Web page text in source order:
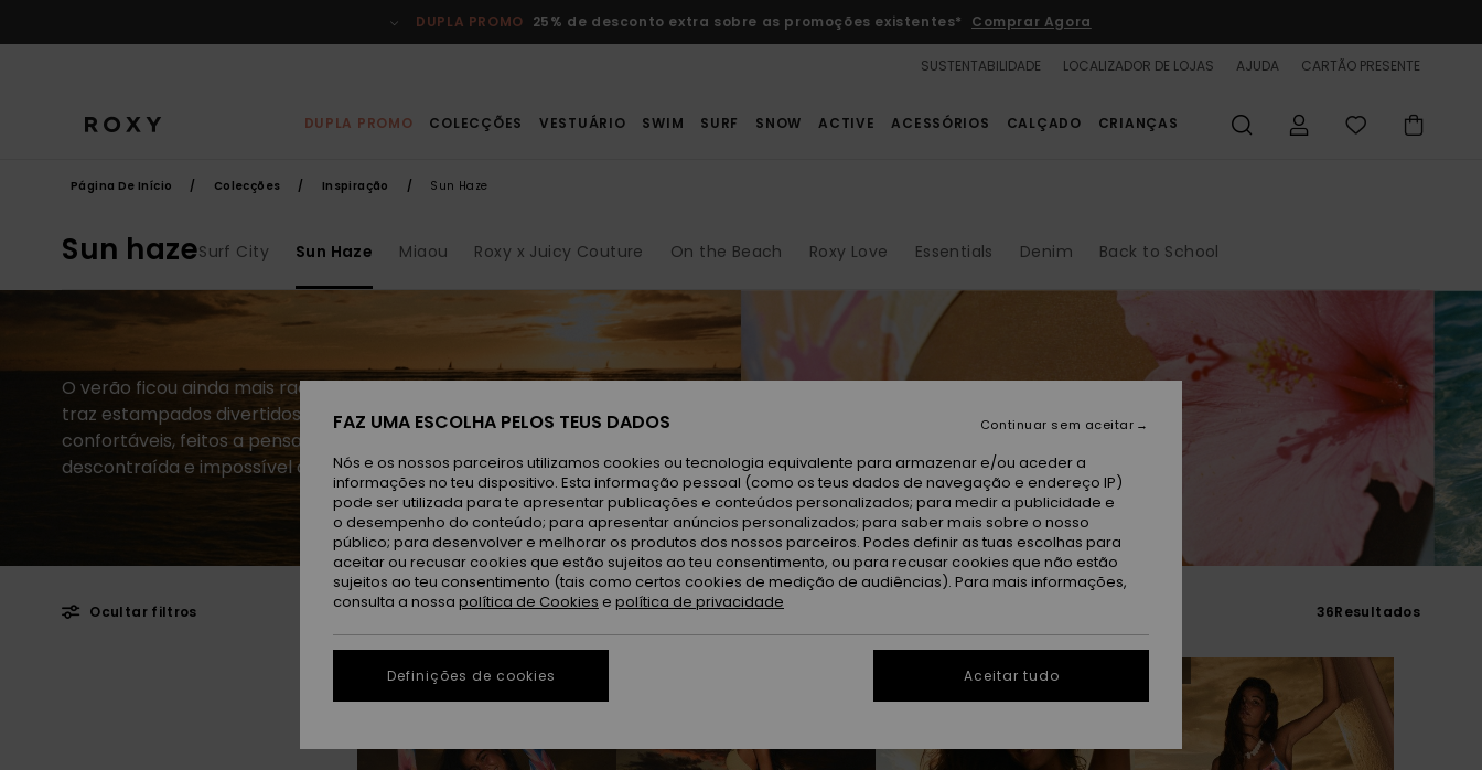
da
DUPLA PROMO 25% de desconto extra sobre as promoções existentes* Comprar Agora
SUSTENTABILIDADE LOCALIZADOR DE LOJAS AJUDA CARTÃO PRESENTE
DUPLA PROMO COLECÇÕES VESTUÁRIO SWIM SURF SNOW ACTIVE ACESSÓRIOS CALÇADO CRIANÇAS
Página De Início Colecções Inspiração Sun Haze
Sun hazeSurf City Sun Haze Miaou Roxy x Juicy Couture On the Beach Roxy Love Essentials Denim Back to School
O verão ficou ainda mais radiante. A nova coleção Sun Haze
traz estampados divertidos, toques de cor frescos e cortes
confortáveis, feitos a pensar nos dias cheios de sol. Ousada,
descontraída e impossível de não adorar.
Ocultar filtros 36Resultados
procurar
de
ordenar
NOVO
FAZ UMA ESCOLHA PELOS TEUS DADOS
Nós e os nossos parceiros utilizamos cookies ou tecnologia equivalente para armazenar e/ou aceder a
informações no teu dispositivo. Esta informação pessoal (como os teus dados de navegação e endereço IP)
pode ser utilizada para te apresentar publicações e conteúdos personalizados; para medir a publicidade e
o desempenho do conteúdo; para apresentar anúncios personalizados; para saber mais sobre o nosso
público; para desenvolver e melhorar os produtos dos nossos parceiros. Podes definir as tuas escolhas para
aceitar ou recusar cookies que estão sujeitos ao teu consentimento, ou para recusar cookies que não estão
sujeitos ao teu consentimento (tais como certos cookies de medição de audiências). Para mais informações,
consulta a nossa política de Cookies e política de privacidade
Definições de cookies
Continuar sem aceitar
Aceitar tudo